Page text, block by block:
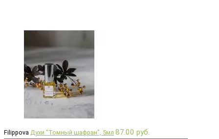
Filippova Духи "Томный шафран", 5мл 87.00 руб.